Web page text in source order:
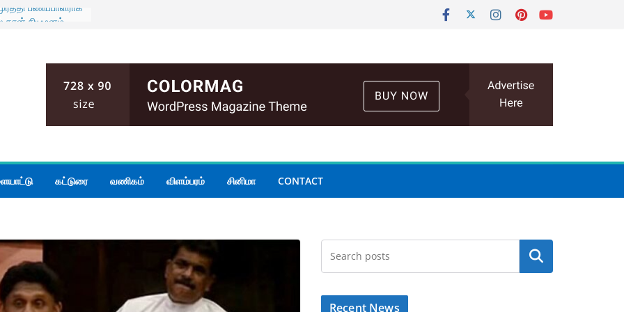
பணிப்பாளராக
செயலாளர் – சஜித்
நபர் துபாயில்
கட்டுரை வணிகம் விளம்பரம் சினிமா CONTACT
Search
Recent News